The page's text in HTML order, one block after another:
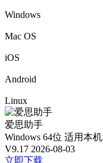
Windows
Mac OS
iOS
Android
Linux
爱思助手
Windows 64位 适用本机
V9.17 2026-08-03
立即下载